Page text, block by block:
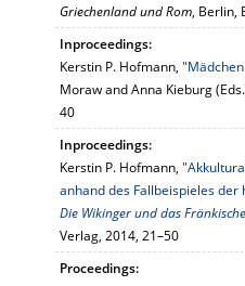
Griechenland und Rom, Berlin,
Inproceedings:
Kerstin P. Hofmann,
Moraw and Anna Kieburg
40
Inproceedings:
Kerstin P. Hofmann,
anhand des Fallbeispieles der
Die Wikinger und das
Verlag, 2014, 21–50
Proceedings: